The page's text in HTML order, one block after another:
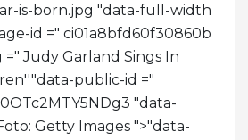
is-born.jpg "data-full-width
id =" ci01a8bfd60f30860b
Judy Garland Sings In
public-id ="
"data-
Getty Images ">"data-